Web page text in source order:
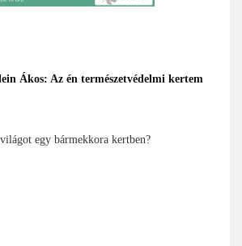
Ákos: Az én természetvédelmi kertem
egy bármekkora kertben?